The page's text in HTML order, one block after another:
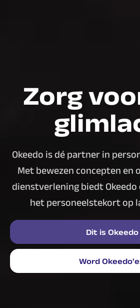
Zorg
Okeedo is dé partner in
Met bewezen concepten en
dienstverlening biedt
het personeelstekort op
Dit is Okeedo
Word